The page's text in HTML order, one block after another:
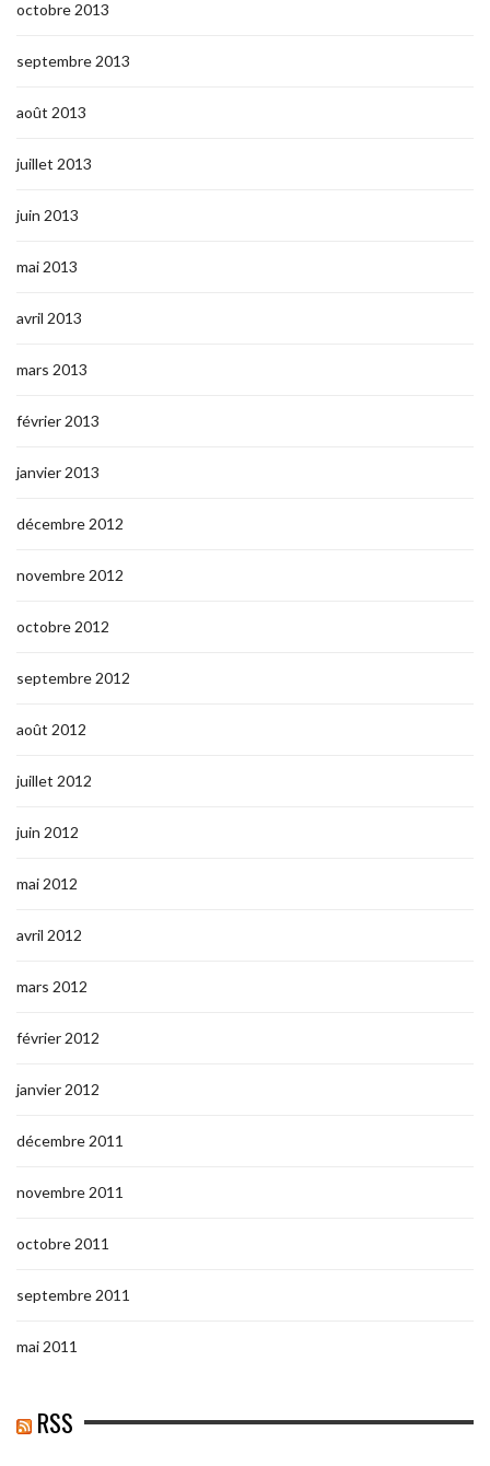
octobre 2013
septembre 2013
août 2013
juillet 2013
juin 2013
mai 2013
avril 2013
mars 2013
février 2013
janvier 2013
décembre 2012
novembre 2012
octobre 2012
septembre 2012
août 2012
juillet 2012
juin 2012
mai 2012
avril 2012
mars 2012
février 2012
janvier 2012
décembre 2011
novembre 2011
octobre 2011
septembre 2011
mai 2011
RSS